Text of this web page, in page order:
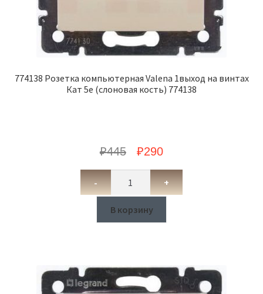
774138 Розетка компьютерная Valena 1выход на винтах
Кат 5е (слоновая кость) 774138
₽445 ₽290
- +
В корзину